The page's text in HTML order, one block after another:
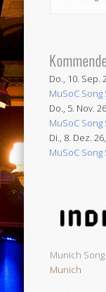
Do., 10. Sep.
MuSoC Song
Do., 5. Nov.
MuSoC Song
Di., 8. Dez.
MuSoC
Munich
Munich